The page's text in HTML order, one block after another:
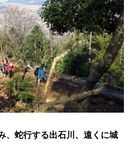
、蛇行する出石川、遠くに城